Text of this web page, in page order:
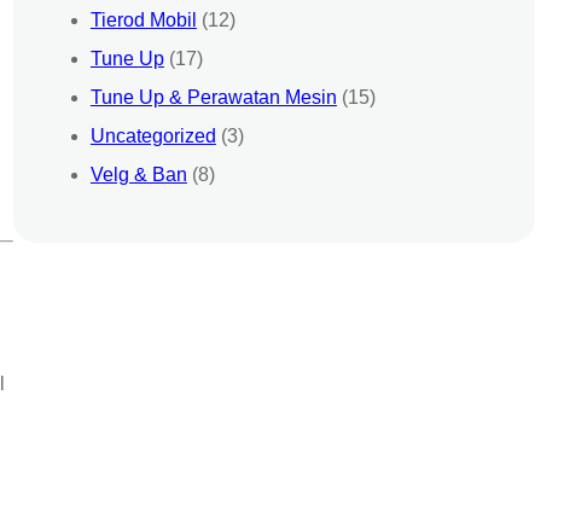
Tierod Mobil (12)
Tune Up(17)
Tune Up & Perawatan Mesin (15)
Uncategorized (3)
Velg & Ban (8)